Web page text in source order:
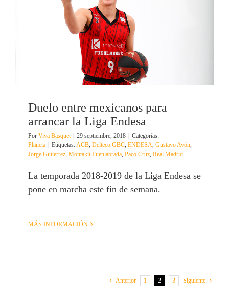
Duelo entre mexicanos para
arrancar la Liga Endesa
Por Viva Basquet 29 septiembre, 2018
Categorías:
Planeta
Etiquetas:ACB, Delteco GBC, ENDESA, Gustavo Ayón,
Jorge Gutierrez, Montakit Fuenlabrada, Paco Cruz, Real Madrid
La temporada 2018-2019 de la Liga Endesa se
pone en marcha este fin de semana.
MÁS INFORMACIÓN
Anterior 1 2 3 Siguiente